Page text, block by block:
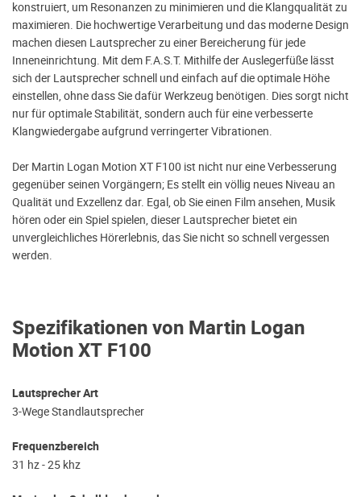
Spezifikationen von Martin Logan
Motion XT F100
Lautsprecher Art
3-Wege Standlautsprecher
Frequenzbereich
31 hz - 25 khz
konstruiert, um Resonanzen zu minimieren und die Klangqualität zu
maximieren. Die hochwertige Verarbeitung und das moderne Design
machen diesen Lautsprecher zu einer Bereicherung für jede
Inneneinrichtung. Mit dem F.A.S.T. Mithilfe der Auslegerfüße lässt
sich der Lautsprecher schnell und einfach auf die optimale Höhe
einstellen, ohne dass Sie dafür Werkzeug benötigen. Dies sorgt nicht
nur für optimale Stabilität, sondern auch für eine verbesserte
Klangwiedergabe aufgrund verringerter Vibrationen.
Der Martin Logan Motion XT F100 ist nicht nur eine Verbesserung
gegenüber seinen Vorgängern; Es stellt ein völlig neues Niveau an
Qualität und Exzellenz dar. Egal, ob Sie einen Film ansehen, Musik
hören oder ein Spiel spielen, dieser Lautsprecher bietet ein
unvergleichliches Hörerlebnis, das Sie nicht so schnell vergessen
werden.